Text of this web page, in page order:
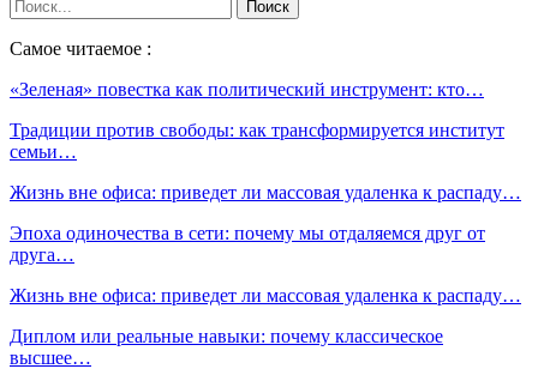
Самое читаемое :
«Зеленая» повестка как политический инструмент: кто…
Традиции против свободы: как трансформируется институт
семьи…
Жизнь вне офиса: приведет ли массовая удаленка к распаду…
Эпоха одиночества в сети: почему мы отдаляемся друг от
друга…
Жизнь вне офиса: приведет ли массовая удаленка к распаду…
Диплом или реальные навыки: почему классическое
высшее…